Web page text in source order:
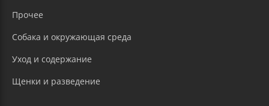
Прочее
Собака и окружающая среда
Уход и содержание
Щенки и разведение